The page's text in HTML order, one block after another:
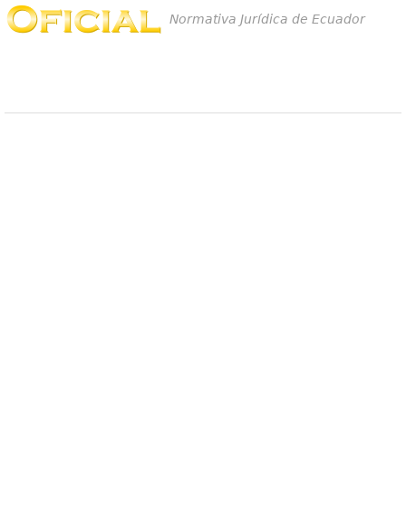
Normativa Jurídica de Ecuador